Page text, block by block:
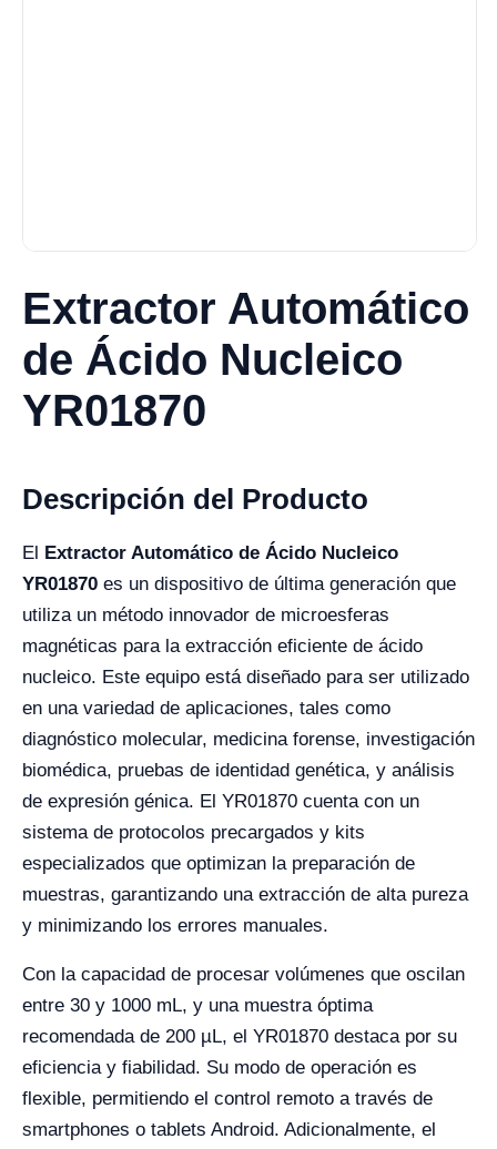
Extractor Automático
de Ácido Nucleico
YR01870
Descripción del Producto
El
Extractor Automático de Ácido Nucleico
YR01870 es un dispositivo de última generación que
utiliza un método innovador de microesferas
magnéticas para la extracción eficiente de ácido
nucleico. Este equipo está diseñado para ser utilizado
en una variedad de aplicaciones, tales como
diagnóstico molecular, medicina forense, investigación
biomédica, pruebas de identidad genética, y análisis
de expresión génica. El YR01870 cuenta con un
sistema de protocolos precargados y kits
especializados que optimizan la preparación de
muestras, garantizando una extracción de alta pureza
y minimizando los errores manuales.
Con la capacidad de procesar volúmenes que oscilan
entre 30 y 1000 mL, y una muestra óptima
recomendada de 200 µL, el YR01870 destaca por su
eficiencia y fiabilidad. Su modo de operación es
flexible, permitiendo el control remoto a través de
smartphones o tablets Android. Adicionalmente, el